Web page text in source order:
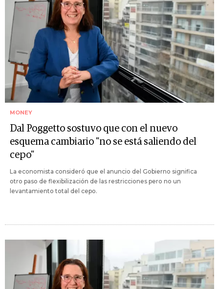
MONEY
Dal Poggetto sostuvo que con el nuevo
esquema cambiario "no se está saliendo del
cepo"
La economista consideró que el anuncio del Gobierno significa
otro paso de flexibilización de las restricciones pero no un
levantamiento total del cepo.